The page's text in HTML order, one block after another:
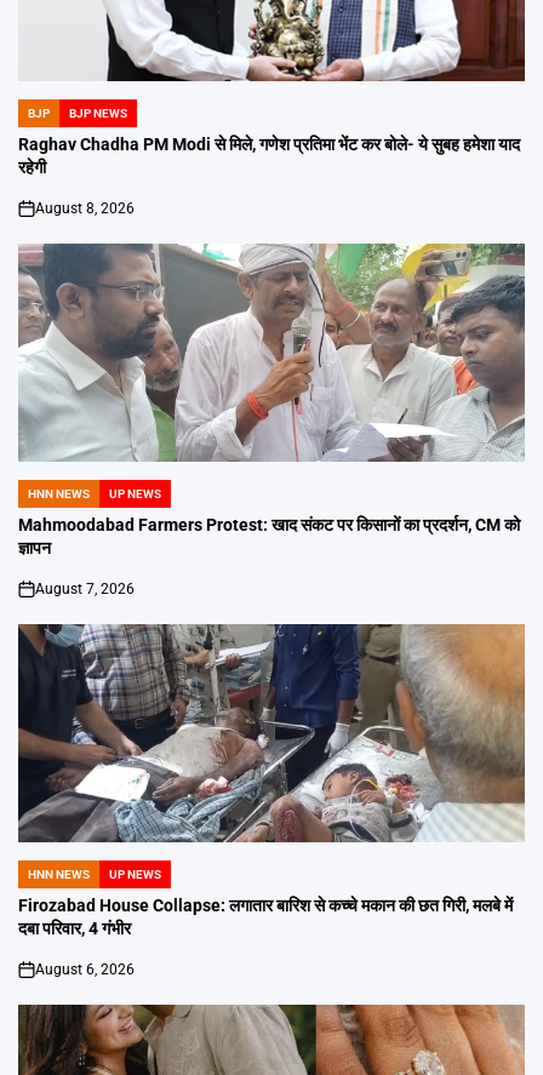
POSTED
IN
BJP BJP NEWS
Raghav Chadha PM Modi से मिले, गणेश प्रतिमा भेंट कर बोले- ये सुबह हमेशा याद
रहेगी
on
August 8, 2026
POSTED
IN
HNN NEWS UP NEWS
Mahmoodabad Farmers Protest: खाद संकट पर किसानों का प्रदर्शन, CM को
ज्ञापन
on
August 7, 2026
POSTED
IN
HNN NEWS UP NEWS
Firozabad House Collapse: लगातार बारिश से कच्चे मकान की छत गिरी, मलबे में
दबा परिवार, 4 गंभीर
on
August 6, 2026